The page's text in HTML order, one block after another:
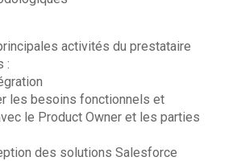
activités du prestataire
:
les besoins fonctionnels et
le Product Owner et les parties
des solutions Salesforce